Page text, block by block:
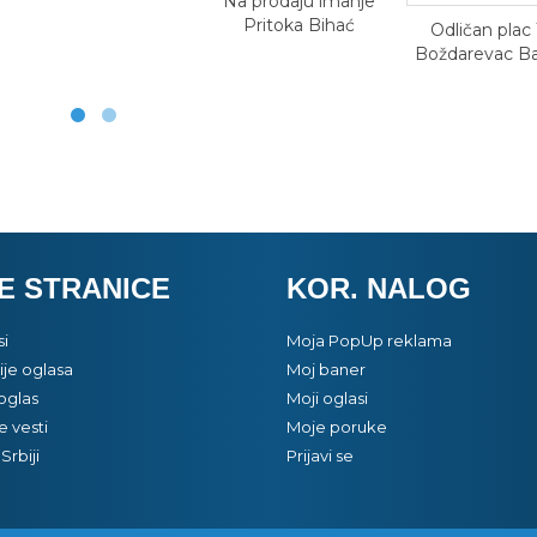
Pritoka Bihać
Odličan plac
Boždarevac
STRANICE
oglasa
vesti
KOR. NALOG
Moja PopUp reklama
Moj baner
Moji oglasi
Moje poruke
Prijavi se